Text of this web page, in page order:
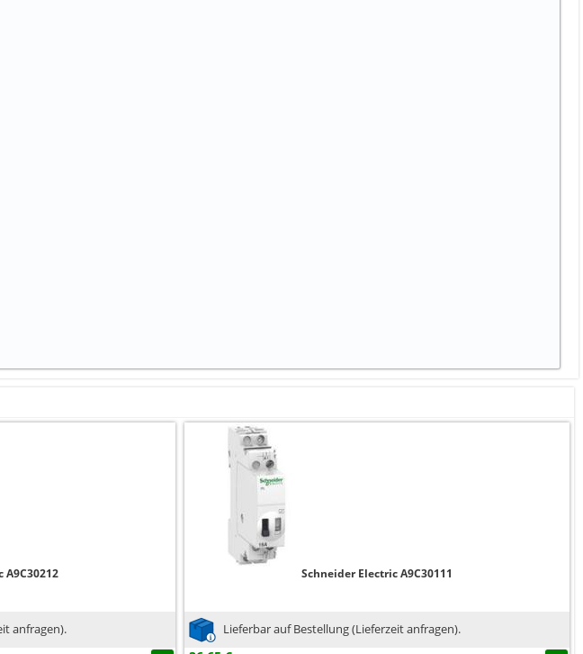
A9C30212
anfragen).
Schneider Electric A9C30111
Lieferbar auf Bestellung (Lieferzeit anfragen).